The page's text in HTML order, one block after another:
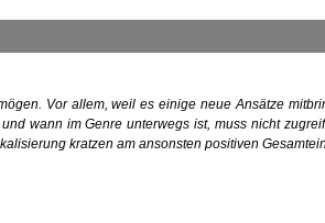
Vor allem, weil es einige neue Ansätze
wann im Genre unterwegs ist, muss nicht
kratzen am ansonsten positiven